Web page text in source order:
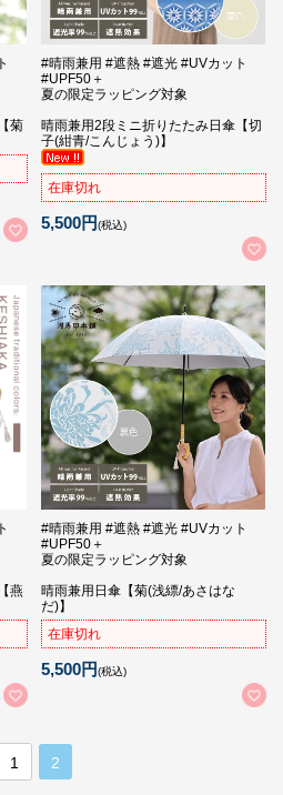
菊
#晴雨兼用 #遮熱 #遮光 #UVカット
#UPF50＋
夏の限定ラッピング対象
晴雨兼用2段ミニ折りたたみ日傘【切
子(紺青/こんじょう)】
在庫切れ
5,500円(税込)
燕
#晴雨兼用 #遮熱 #遮光 #UVカット
#UPF50＋
夏の限定ラッピング対象
晴雨兼用日傘【菊(浅縹/あさはな
だ)】
在庫切れ
5,500円(税込)
1 2